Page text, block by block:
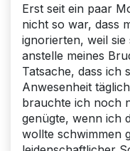
Erst seit ein paar
nicht so war, dass
ignorierten, weil
anstelle meines
Tatsache, dass ich
Anwesenheit
brauchte ich noch
genügte, wenn ich
wollte schwimmen